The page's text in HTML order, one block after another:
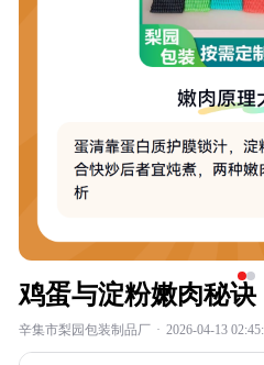
鸡蛋与淀粉嫩肉秘诀
辛集市梨园包装制品厂 · 2026-04-13